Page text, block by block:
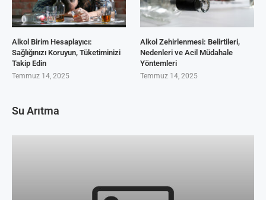
Alkol Birim Hesaplayıcı:
Sağlığınızı Koruyun, Tüketiminizi
Takip Edin
Temmuz 14, 2025
Alkol Zehirlenmesi: Belirtileri,
Nedenleri ve Acil Müdahale
Yöntemleri
Temmuz 14, 2025
Su Arıtma